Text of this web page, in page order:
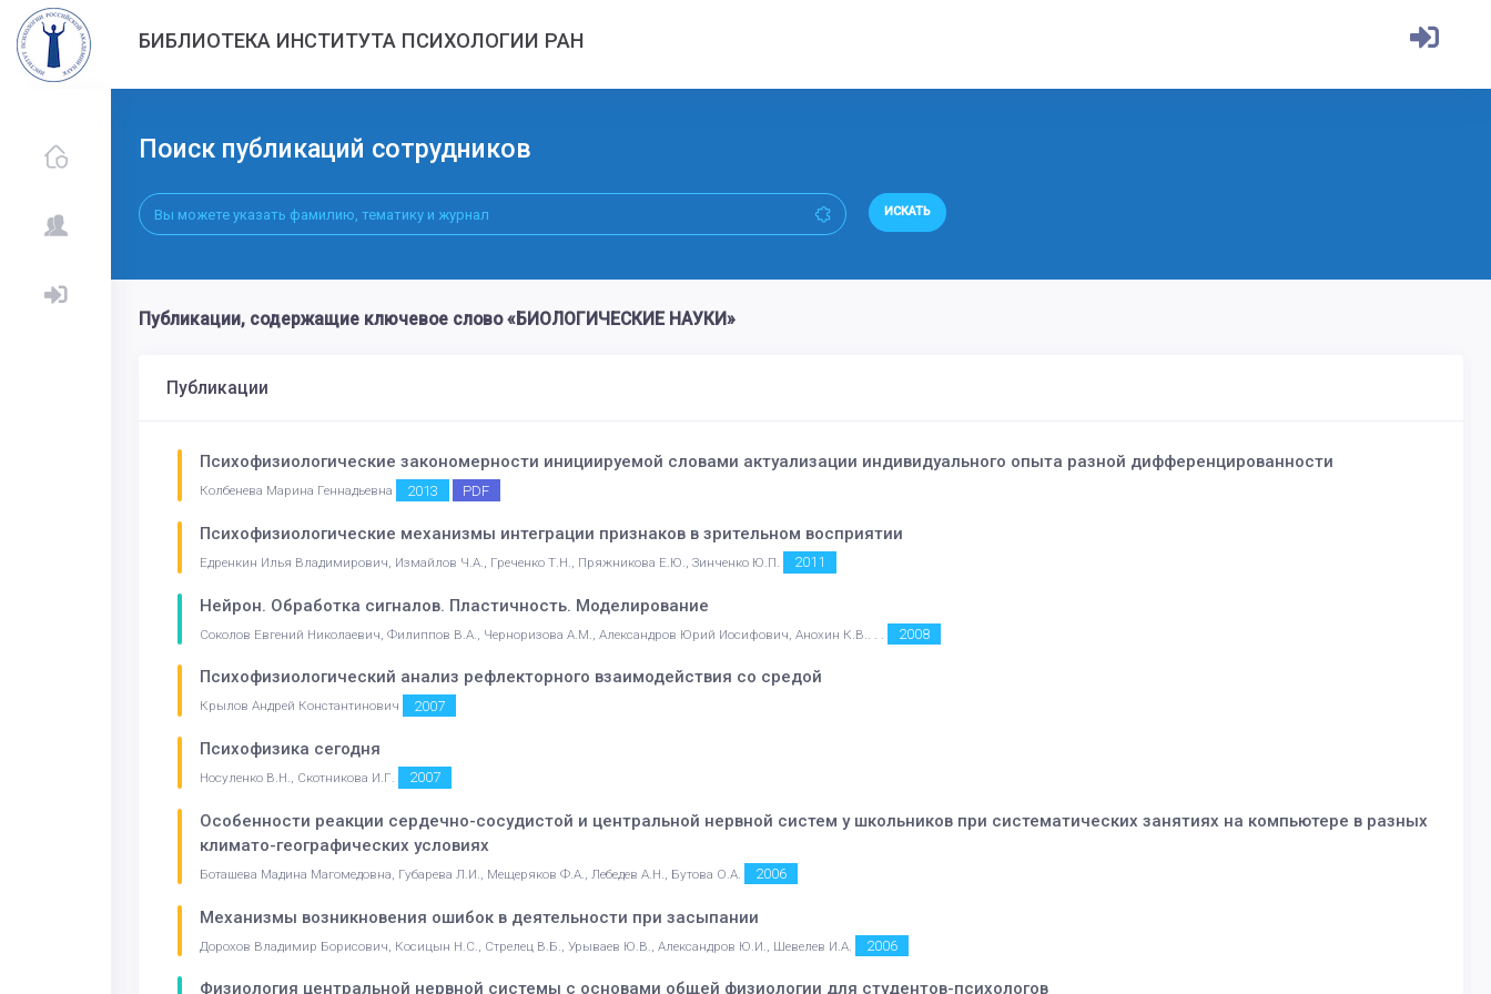
БИБЛИОТЕКА ИНСТИТУТА ПСИХОЛОГИИ РАН
Поиск публикаций сотрудников
ИСКАТЬ
Публикации, содержащие ключевое слово «БИОЛОГИЧЕСКИЕ НАУКИ»
Публикации
Психофизиологические закономерности инициируемой словами актуализации индивидуального опыта разной дифференцированности
Колбенева Марина Геннадьевна 2013 PDF
Психофизиологические механизмы интеграции признаков в зрительном восприятии
Едренкин Илья Владимирович, Измайлов Ч.А., Греченко Т.Н., Пряжникова Е.Ю., Зинченко Ю.П. 2011
Нейрон. Обработка сигналов. Пластичность. Моделирование
Соколов Евгений Николаевич, Филиппов В.А., Черноризова А.М., Александров Юрий Иосифович, Анохин К.В.. . . 2008
Психофизиологический анализ рефлекторного взаимодействия со средой
Крылов Андрей Константинович 2007
Психофизика сегодня
Носуленко В.Н., Скотникова И.Г. 2007
Особенности реакции сердечно-сосудистой и центральной нервной систем у школьников при систематических занятиях на компьютере в разных
климато-географических условиях
Боташева Мадина Магомедовна, Губарева Л.И., Мещеряков Ф.А., Лебедев А.Н., Бутова О.А. 2006
Механизмы возникновения ошибок в деятельности при засыпании
Дорохов Владимир Борисович, Косицын Н.С., Стрелец В.Б., Урываев Ю.В., Александров Ю.И., Шевелев И.А. 2006
Физиология центральной нервной системы с основами общей физиологии для студентов-психологов